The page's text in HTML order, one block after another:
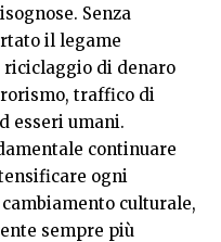
Senza
il legame
di denaro
traffico di
esseri umani.
continuare
ogni
culturale,
sempre più